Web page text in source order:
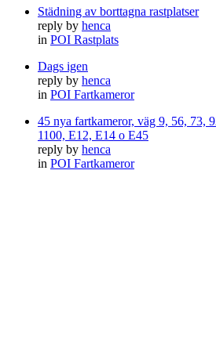
Städning av borttagna rastplatser
reply by henca
in POI Rastplats
Dags igen
reply by henca
in POI Fartkameror
45 nya fartkameror, väg 9, 56, 73,
1100, E12, E14 o E45
reply by henca
in POI Fartkameror